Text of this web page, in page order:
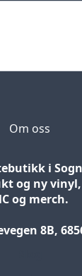
Om oss
i
og ny vinyl,
og merch.
8B,